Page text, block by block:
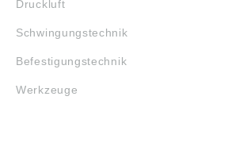
Druckluft
Schwingungstechnik
Befestigungstechnik
Werkzeuge